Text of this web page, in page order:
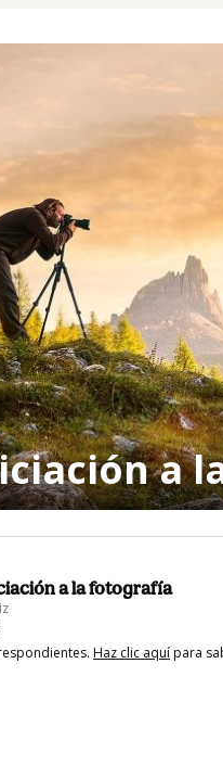
a
a la fotografía
Haz clic aquí para